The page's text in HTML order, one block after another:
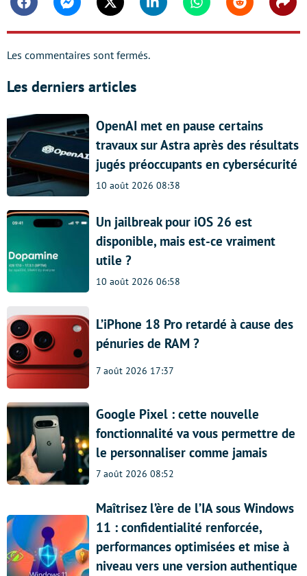
FacebookMessengerTwitter Linkedin WhatsappReddit
Les commentaires sont fermés.
Les derniers articles
OpenAI met en pause certains
travaux sur Astra après des résultats
jugés préoccupants en cybersécurité
10 août 2026 08:38
Un jailbreak pour iOS 26 est
disponible, mais est-ce vraiment
utile ?
10 août 2026 06:58
L’iPhone 18 Pro retardé à cause des
pénuries de RAM ?
7 août 2026 17:37
Google Pixel : cette nouvelle
fonctionnalité va vous permettre de
le personnaliser comme jamais
7 août 2026 08:52
Maîtrisez l’ère de l’IA sous Windows
11 : confidentialité renforcée,
performances optimisées et mise à
niveau vers une version authentique